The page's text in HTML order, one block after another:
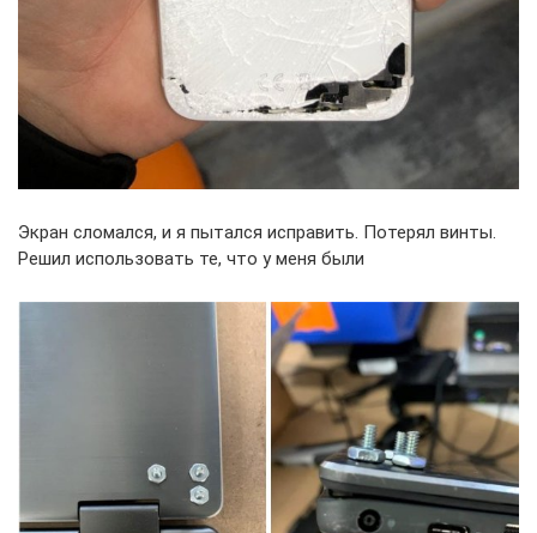
Экран сломался, и я пытался исправить. Потерял винты.
Решил использовать те, что у меня были